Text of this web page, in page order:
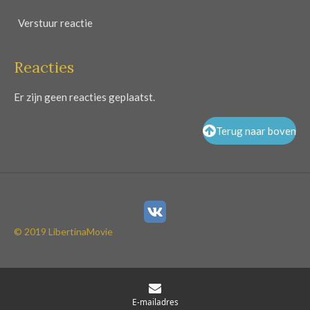
Verstuur reactie
Reacties
Er zijn geen reacties geplaatst.
Terug naar boven
© 2019 LibertinaMovie
E-mailadres